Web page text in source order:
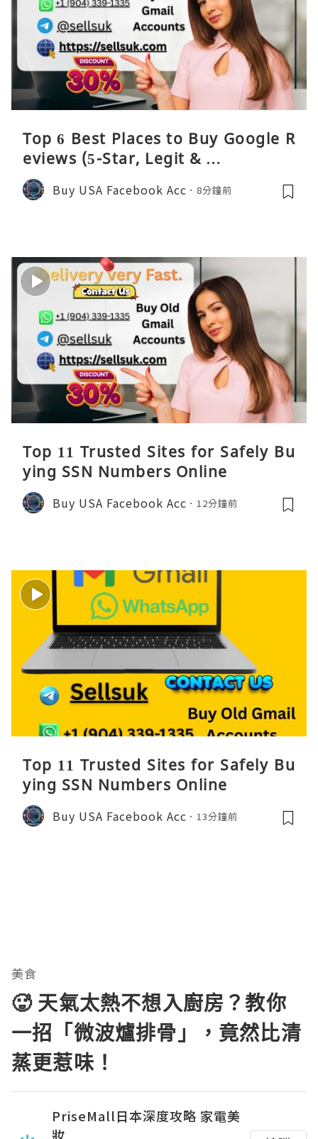
Top 6 Best Places to Buy Google R
eviews (5-Star, Legit & …
Buy USA Facebook Acc 8分鐘前
Top 11 Trusted Sites for Safely Bu
ying SSN Numbers Online
Buy USA Facebook Acc 12分鐘前
Top 11 Trusted Sites for Safely Bu
ying SSN Numbers Online
Buy USA Facebook Acc 13分鐘前
美食
🥵 天氣太熱不想入廚房？教你
一招「微波爐排骨」，竟然比清
蒸更惹味！
PriseMall日本深度攻略 家電美
妝